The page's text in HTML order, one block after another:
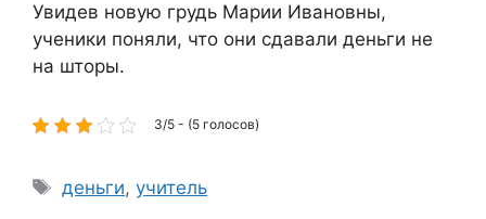
Увидев новую грудь Марии Ивановны,
ученики поняли, что они сдавали деньги не
на шторы.
3/5 - (5 голосов)
Метки
деньги,учитель